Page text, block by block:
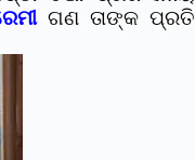
ଗଣ ତାଙ୍କ ପ୍ରତି